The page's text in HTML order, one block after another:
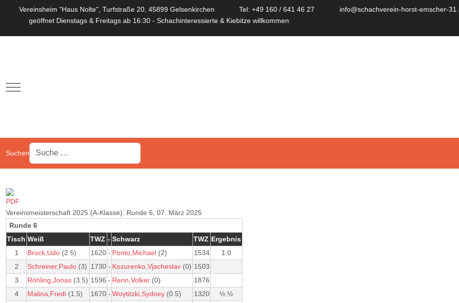
Vereinsheim "Haus Nolte", Turfstraße 20, 45899 Gelsenkirchen Tel: +49 160 / 641 46 27
info@schachverein-horst-emscher-
geöffnet Dienstags & Freitags ab 16:30 - Schachinteressierte & Kiebitze willkommen
Mobile Menu Toggle
Suchen
Vereinsmeisterschaft 2025 (A-Klasse): Runde 6, 07. März 2025
Runde 6
Tisch Weiß TWZ - Schwarz TWZ Ergebnis
1
Brock,Udo (2.5) 1620 - Ponto,Michael (2) 1534
1:0
2
Schreiner,Paulo (3) 1730 - Kozurenko,Vjacheslav (0) 1503
3
Röhling,Jonas (3.5) 1596 - Renn,Volker (0)
1876
4
Malina,Fredi (1.5) 1670 - Woytitzki,Sydney (0.5) 1320
½:½